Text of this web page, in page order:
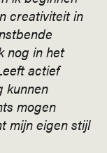
creativiteit in
nog in het
actief
kunnen
mogen
mijn eigen stijl